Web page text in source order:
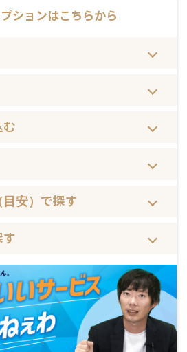
ションはこちらから
む
安）で探す